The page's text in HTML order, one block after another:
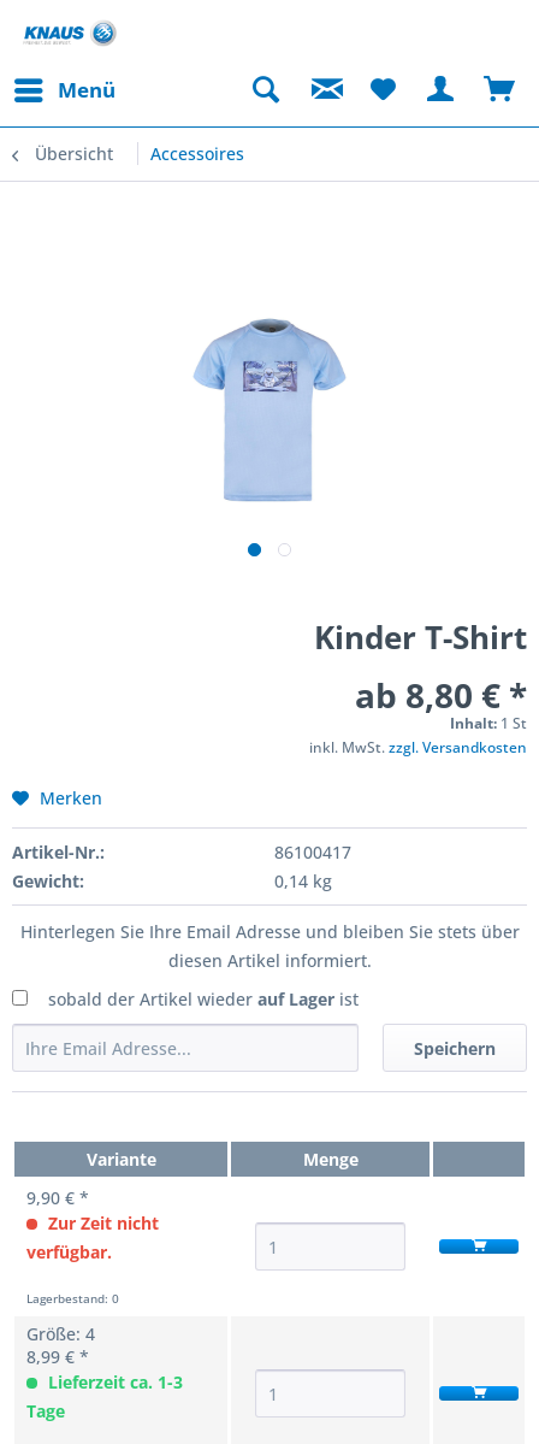
Menü
Übersicht Accessoires
Kinder T-Shirt
ab 8,80 € *
Inhalt: 1 St
inkl. MwSt.zzgl. Versandkosten
Merken
Artikel-Nr.:
86100417
Gewicht:
0,14 kg
Hinterlegen Sie Ihre Email Adresse und bleiben Sie stets über
diesen Artikel informiert.
sobald der Artikel wieder auf Lager ist
Speichern
Variante
Menge
9,90 € *
Zur Zeit nicht
verfügbar.
Lagerbestand: 0
Größe: 4
8,99 € *
Lieferzeit ca. 1-3
Tage